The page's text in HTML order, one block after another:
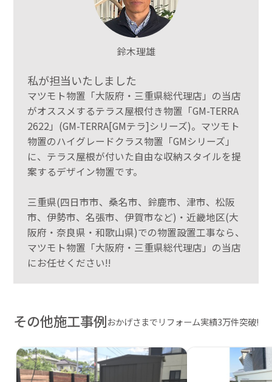
鈴木理雄
私が担当いたしました
マツモト物置「大阪府・三重県総代理店」の当店
がオススメするテラス屋根付き物置「GM-TERRA
2622」(GM-TERRA[GMテラ]シリーズ)。マツモト
物置のハイグレードクラス物置「GMシリーズ」
に、テラス屋根が付いた自由な収納スタイルを提
案するデザイン物置です。
三重県(四日市市、桑名市、鈴鹿市、津市、松阪
市、伊勢市、名張市、伊賀市など)・近畿地区(大
阪府・奈良県・和歌山県)での物置設置工事なら、
マツモト物置「大阪府・三重県総代理店」の当店
にお任せください!!
その他施工事例おかげさまでリフォーム実績3万件突破!